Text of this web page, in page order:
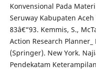
Konvensional Pada
Seruway Kabupaten
83â€“93. Kemmis, S.,
Action Research
(Springer). New York.
Pendekatam